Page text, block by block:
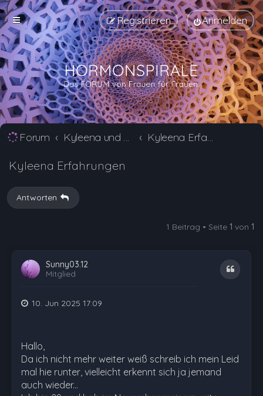
Anmelden
Registrieren
Forum Kyleena und Jaydess Erfahrungsberichte und Nebenwirkungen Kyleena Erfahrungsberichte und Nebenwirkungen
Kyleena Erfahrungen
Antworten
1 Beitrag • Seite 1 von 1
Sunny03.12
Mitglied
Zitat
10. Jun 2025 17:09
Hallo,
Da ich nicht mehr weiter weiß schreib ich mein Leid
mal hie runter, vielleicht erkennt sich ja jemand
auch wieder...